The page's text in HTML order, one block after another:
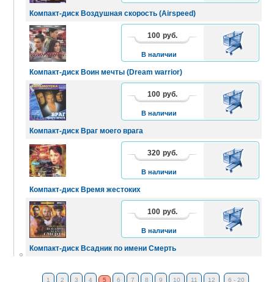
Компакт-диск Воздушная скорость (Airspeed)
Компакт-диск Воин мечты (Dream warrior)
100 руб.
В наличии
В
КОРЗИНУ
Компакт-диск Враг моего врага
100 руб.
В наличии
В
КОРЗИНУ
Компакт-диск Время жестоких
320 руб.
В наличии
В
КОРЗИНУ
Компакт-диск Всадник по имени Смерть
100 руб.
В наличии
В
КОРЗИНУ
1 2 3 4 5 6 7 8 9 10 11 12 6 - 20